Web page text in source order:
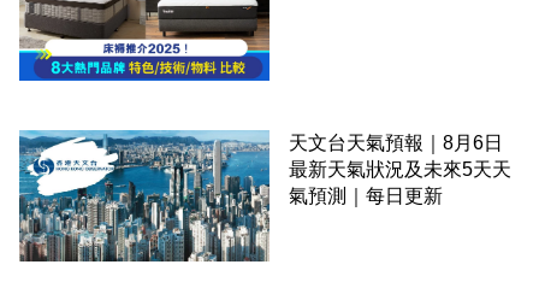
天文台天氣預報｜8月6日
最新天氣狀況及未來5天天
氣預測｜每日更新